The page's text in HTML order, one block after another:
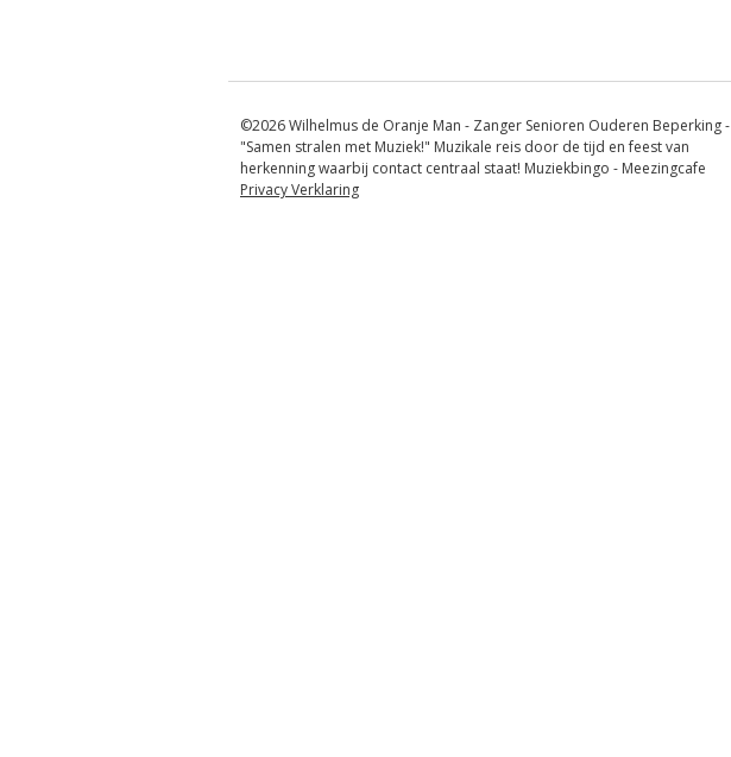
©2026 Wilhelmus de Oranje Man - Zanger Senioren Ouderen Beperking -
"Samen stralen met Muziek!" Muzikale reis door de tijd en feest van
herkenning waarbij contact centraal staat! Muziekbingo - Meezingcafe
Privacy Verklaring